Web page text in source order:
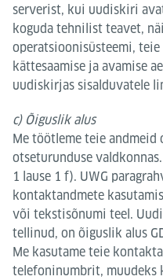
serverist, kui uudiskiri
koguda tehnilist teavet,
operatsioonisüsteemi,
kättesaamise ja avamise
uudiskirjas sisalduvatele
c) Õiguslik alus
Me töötleme teie
otseturunduse
1 lause 1 f). UWG
kontaktandmete
või tekstisõnumi teel.
tellinud, on õiguslik alus
Me kasutame teie
telefoninumbrit, muudeks